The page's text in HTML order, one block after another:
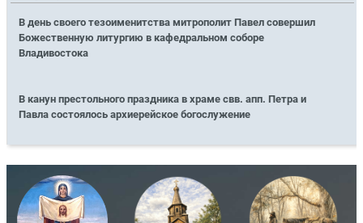
В день своего тезоименитства митрополит Павел совершил
Божественную литургию в кафедральном соборе
Владивостока
В канун престольного праздника в храме свв. апп. Петра и
Павла состоялось архиерейское богослужение